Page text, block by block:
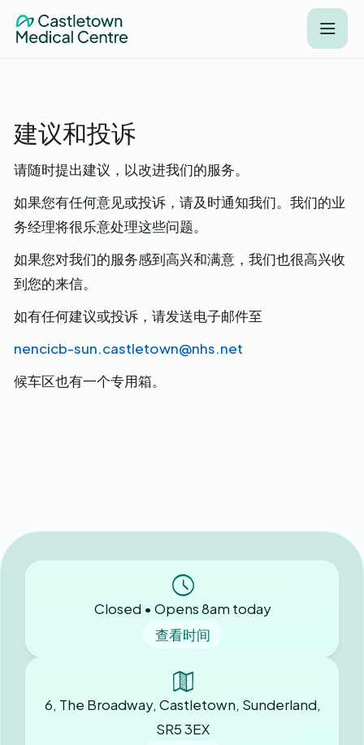
建议和投诉
请随时提出建议，以改进我们的服务。
如果您有任何意见或投诉，请及时通知我们。我们的业
务经理将很乐意处理这些问题。
如果您对我们的服务感到高兴和满意，我们也很高兴收
到您的来信。
如有任何建议或投诉，请发送电子邮件至
nencicb-sun.castletown@nhs.net
候车区也有一个专用箱。
Closed • Opens 8am today
查看时间
6, The Broadway, Castletown, Sunderland,
SR5 3EX